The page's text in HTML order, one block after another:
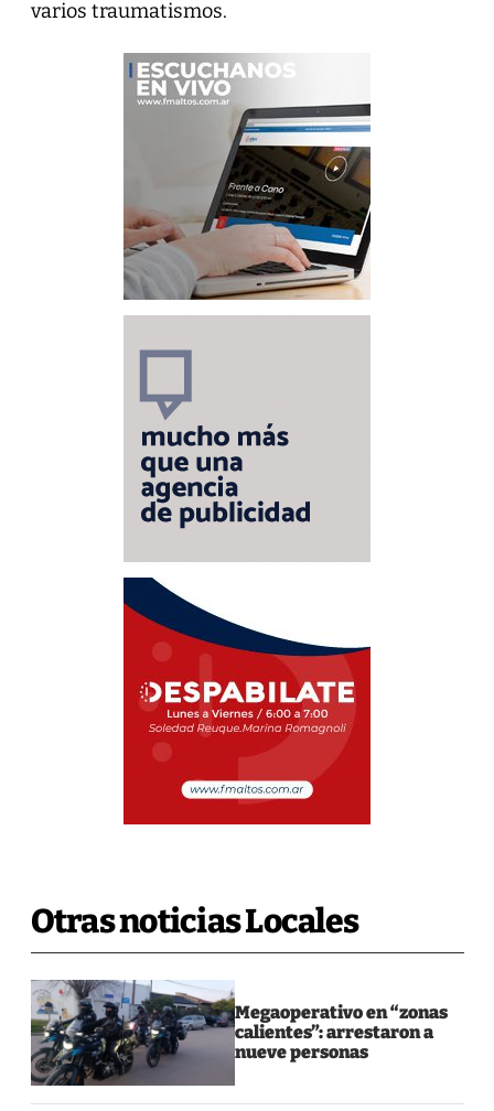
varios traumatismos.
Otras noticias Locales
Megaoperativo en “zonas
calientes”: arrestaron a
nueve personas